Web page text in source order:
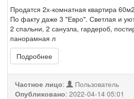
Продатся 2х-комнатная квартира
По факту даже 3 "Евро". Светлая и
2 спальни, 2 санузла, гардероб,
панорамная л
Подробнее
Частное лицо:
Пользователь
Опубликовано: 2022-04-14 05:01